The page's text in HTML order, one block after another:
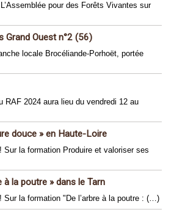
pour des Forêts Vivantes sur
Grand Ouest n°2 (56)
locale Brocéliande-Porhoët, portée
RAF 2024 aura lieu du vendredi 12 au
douce » en Haute-Loire
Sur la formation Produire et valoriser ses
à la poutre » dans le Tarn
Sur la formation "De l’arbre à la poutre : (…)